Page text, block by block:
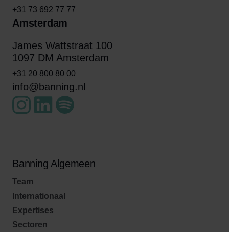
+31 73 692 77 77
Amsterdam
James Wattstraat 100
1097 DM Amsterdam
+31 20 800 80 00
info@banning.nl
Banning Algemeen
Team
Internationaal
Expertises
Sectoren